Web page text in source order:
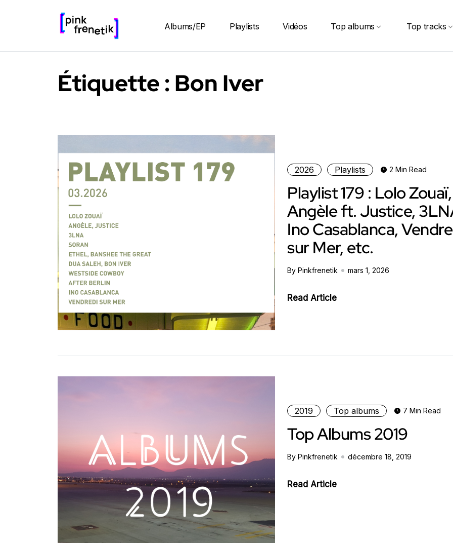
Albums/EP Playlists Vidéos Top albums Top tracks
Étiquette : Bon Iver
2026 Playlists 2 Min Read
Playlist 179 : Lolo Zouaï,
Angèle ft. Justice,
Ino Casablanca,
sur Mer, etc.
By Pinkfrenetik mars 1, 2026
Read Article
2019 Top albums 7 Min Read
Top Albums 2019
By Pinkfrenetik décembre 18, 2019
Read Article